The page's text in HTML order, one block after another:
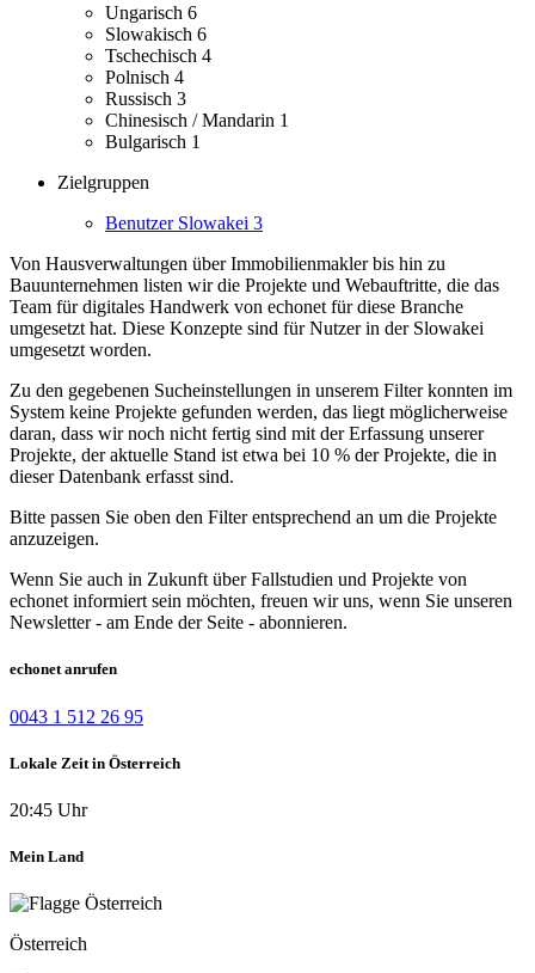
Ungarisch 6
Slowakisch 6
Tschechisch 4
Polnisch 4
Russisch 3
Chinesisch / Mandarin 1
Bulgarisch 1
Zielgruppen
Benutzer Slowakei 3
Von Hausverwaltungen über Immobilienmakler bis hin zu
Bauunternehmen listen wir die Projekte und Webauftritte, die das
Team für digitales Handwerk von echonet für diese Branche
umgesetzt hat. Diese Konzepte sind für Nutzer in der Slowakei
umgesetzt worden.
Zu den gegebenen Sucheinstellungen in unserem Filter konnten im
System keine Projekte gefunden werden, das liegt möglicherweise
daran, dass wir noch nicht fertig sind mit der Erfassung unserer
Projekte, der aktuelle Stand ist etwa bei 10 % der Projekte, die in
dieser Datenbank erfasst sind.
Bitte passen Sie oben den Filter entsprechend an um die Projekte
anzuzeigen.
Wenn Sie auch in Zukunft über Fallstudien und Projekte von
echonet informiert sein möchten, freuen wir uns, wenn Sie unseren
Newsletter - am Ende der Seite - abonnieren.
echonet anrufen
0043 1 512 26 95
Lokale Zeit in Österreich
20:45 Uhr
Mein Land
Österreich